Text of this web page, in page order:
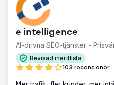
e intelligence
AI-drivna SEO-tjänster -
Bevisad meritlista
103 recensioner